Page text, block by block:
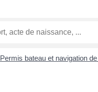
Permis bateau et navigation